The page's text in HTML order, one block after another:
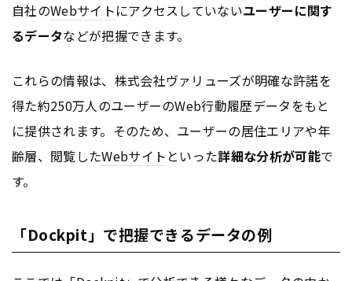
自社のWebサイトにアクセスしていないユーザーに関す
るデータなどが把握できます。
これらの情報は、株式会社ヴァリューズが明確な許諾を
得た約250万人のユーザーのWeb行動履歴データをもと
に提供されます。そのため、ユーザーの居住エリアや年
齢層、閲覧したWebサイト といった詳細な分析が可能で
す。
「Dockpit」で把握できるデータの例